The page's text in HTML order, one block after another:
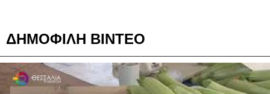
ΔΗΜΟΦΙΛΗ ΒΙΝΤΕΟ